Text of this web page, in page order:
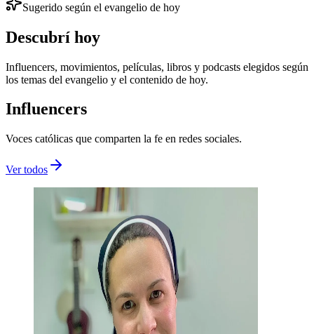
Sugerido según el evangelio de hoy
Descubrí hoy
Influencers, movimientos, películas, libros y podcasts elegidos según
los temas del evangelio y el contenido de hoy.
Influencers
Voces católicas que comparten la fe en redes sociales.
Ver todos